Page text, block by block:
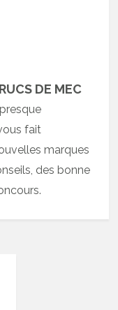
DE MEC
fait
marques
des bonne